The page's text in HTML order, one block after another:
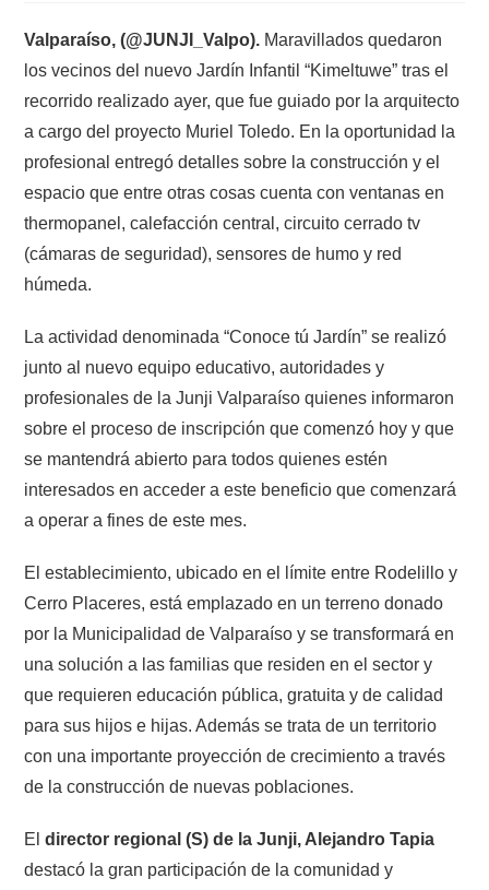
Valparaíso, (@JUNJI_Valpo). Maravillados quedaron
los vecinos del nuevo Jardín Infantil “Kimeltuwe” tras el
recorrido realizado ayer, que fue guiado por la arquitecto
a cargo del proyecto Muriel Toledo. En la oportunidad la
profesional entregó detalles sobre la construcción y el
espacio que entre otras cosas cuenta con ventanas en
thermopanel, calefacción central, circuito cerrado tv
(cámaras de seguridad), sensores de humo y red
húmeda.
La actividad denominada “Conoce tú Jardín” se realizó
junto al nuevo equipo educativo, autoridades y
profesionales de la Junji Valparaíso quienes informaron
sobre el proceso de inscripción que comenzó hoy y que
se mantendrá abierto para todos quienes estén
interesados en acceder a este beneficio que comenzará
a operar a fines de este mes.
El establecimiento, ubicado en el límite entre Rodelillo y
Cerro Placeres, está emplazado en un terreno donado
por la Municipalidad de Valparaíso y se transformará en
una solución a las familias que residen en el sector y
que requieren educación pública, gratuita y de calidad
para sus hijos e hijas. Además se trata de un territorio
con una importante proyección de crecimiento a través
de la construcción de nuevas poblaciones.
Eldirector regional (S) de la Junji, Alejandro Tapia
destacó la gran participación de la comunidad y